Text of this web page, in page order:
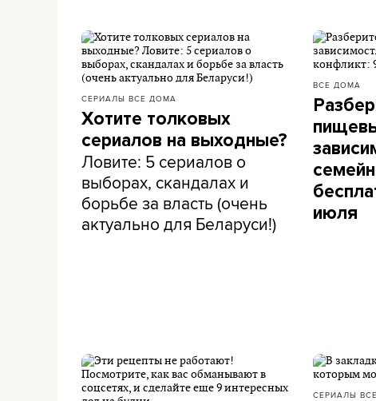
СЕРИАЛЫ ВСЕ ДОМА
Хотите толковых
сериалов на выходные?
Ловите: 5 сериалов о
выборах, скандалах и
борьбе за власть (очень
актуально для Беларуси!)
ВСЕ ДОМА
июля
СЕРИАЛЫ